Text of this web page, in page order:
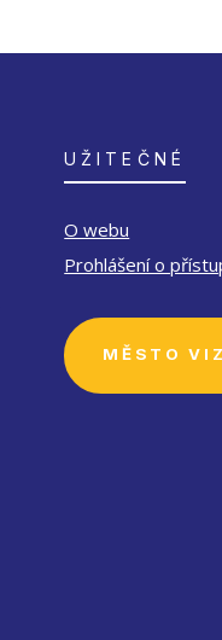
UŽITEČNÉ
O webu
Prohlášení o
MĚSTO